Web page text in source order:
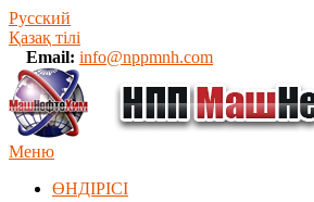
Русский
Қазақ тілі
Email: info@nppmnh.com
Меню
ӨНДІРІСІ